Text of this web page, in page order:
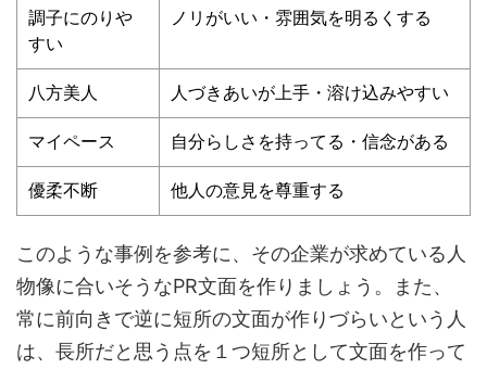
調子にのりや
すい
ノリがいい・雰囲気を明るくする
八方美人 人づきあいが上手・溶け込みやすい
マイペース 自分らしさを持ってる・信念がある
優柔不断 他人の意見を尊重する
このような事例を参考に、その企業が求めている人
物像に合いそうなPR文面を作りましょう。また、
常に前向きで逆に短所の文面が作りづらいという人
は、長所だと思う点を１つ短所として文面を作って